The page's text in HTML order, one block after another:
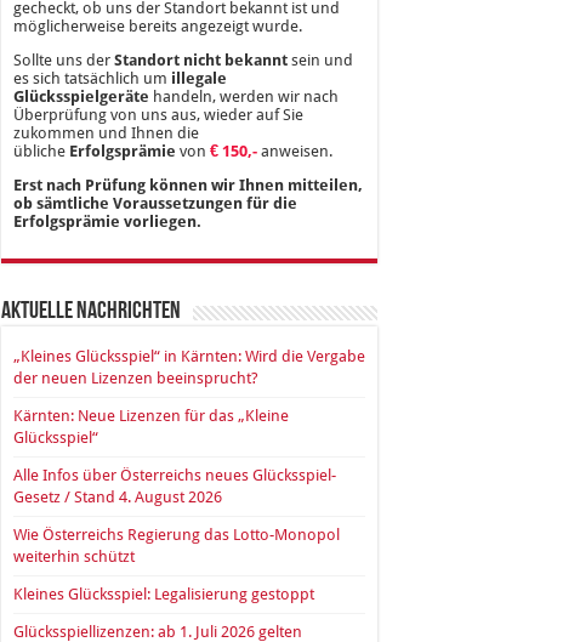
gecheckt, ob uns der Standort bekannt ist und
möglicherweise bereits angezeigt wurde.
Sollte uns der Standort nicht bekannt sein und
es sich tatsächlich um illegale
Glücksspielgeräte handeln, werden wir nach
Überprüfung von uns aus, wieder auf Sie
zukommen und Ihnen die
übliche Erfolgsprämie von € 150,- anweisen.
Erst nach Prüfung können wir Ihnen mitteilen,
ob sämtliche Voraussetzungen für die
Erfolgsprämie vorliegen.
Aktuelle Nachrichten
„Kleines Glücksspiel“ in Kärnten: Wird die Vergabe
der neuen Lizenzen beeinsprucht?
Kärnten: Neue Lizenzen für das „Kleine
Glücksspiel“
Alle Infos über Österreichs neues Glücksspiel-
Gesetz / Stand 4. August 2026
Wie Österreichs Regierung das Lotto-Monopol
weiterhin schützt
Kleines Glücksspiel: Legalisierung gestoppt
Glücksspiellizenzen: ab 1. Juli 2026 gelten